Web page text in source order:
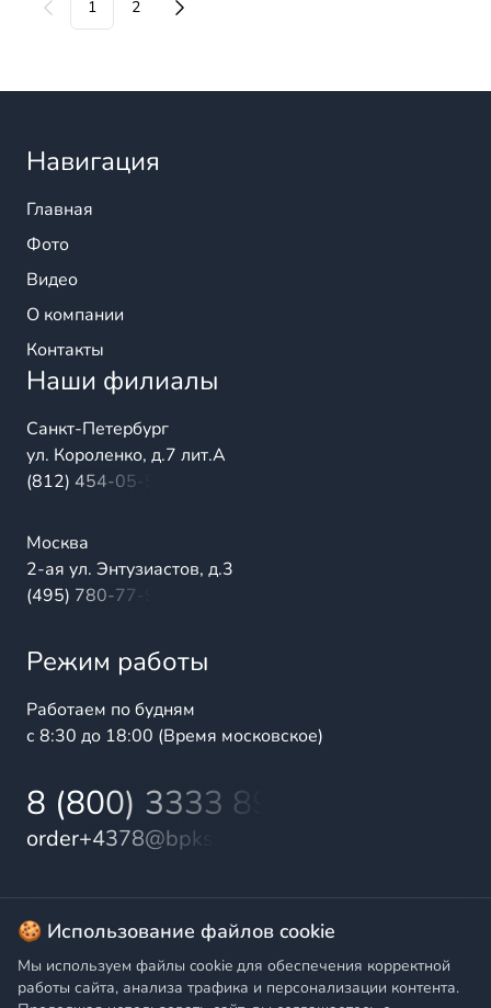
1 2
Навигация
Главная
Фото
Видео
О компании
Контакты
Наши филиалы
Санкт-Петербург
ул. Короленко, д.7 лит.А
(812) 454-05-54
Москва
2-ая ул. Энтузиастов, д.3
(495) 780-77-98
Режим работы
Работаем по будням
с 8:30 до 18:00 (Время московское)
8 (800) 3333 899
order+4378@bpks.ru
© 2025 БалтПромКомплект — комплексные поставки
высококачественной продукции промышленного и
бытового назначения
🍪 Использование файлов cookie
Мы используем файлы cookie для обеспечения корректной
работы сайта, анализа трафика и персонализации контента.